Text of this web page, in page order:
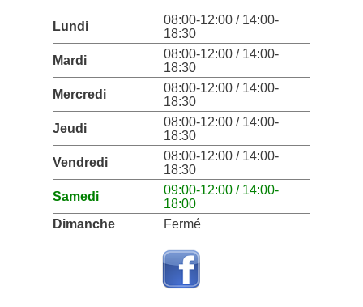
Lundi
08:00-12:00 / 14:00-
18:30
Mardi
08:00-12:00 / 14:00-
18:30
Mercredi
08:00-12:00 / 14:00-
18:30
Jeudi
08:00-12:00 / 14:00-
18:30
Vendredi
08:00-12:00 / 14:00-
18:30
Samedi
09:00-12:00 / 14:00-
18:00
Dimanche
Fermé